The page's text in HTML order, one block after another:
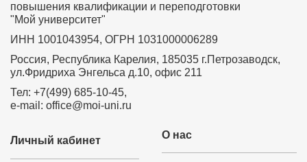
повышения квалификации и переподготовки
"Мой университет"
ИНН 1001043954, ОГРН 1031000006289
Россия, Республика Карелия, 185035 г.Петрозаводск,
ул.Фридриха Энгельса д.10, офис 211
Тел: +7(499) 685-10-45,
e-mail: office@moi-uni.ru
О нас
Личный кабинет